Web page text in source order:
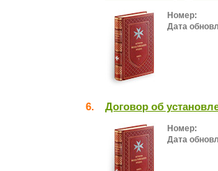
Номер:
Дата
6. Договор об
Номер:
Дата